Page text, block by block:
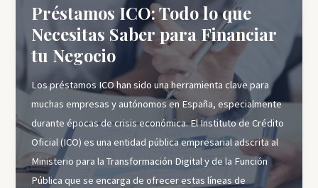
Todo
lo
necesitas
saber
Préstamos ICO: Todo lo que
Necesitas Saber para Financiar
tu Negocio
Los préstamos ICO han sido una herramienta clave para
muchas empresas y autónomos en España, especialmente
durante épocas de crisis económica. El Instituto de Crédito
Oficial (ICO) es una entidad pública empresarial adscrita al
Ministerio para la Transformación Digital y de la Función
Pública que se encarga de ofrecer estas líneas de